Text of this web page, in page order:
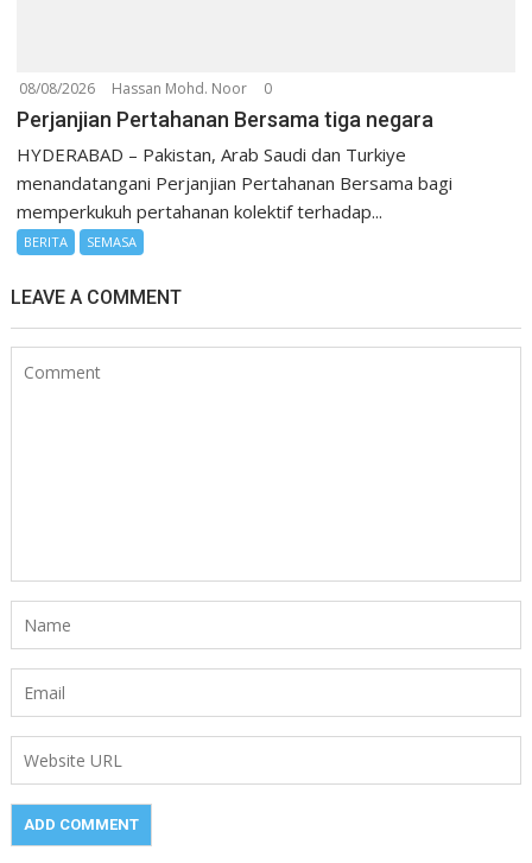
08/08/2026 Hassan Mohd. Noor 0
Perjanjian Pertahanan Bersama tiga negara
HYDERABAD – Pakistan, Arab Saudi dan Turkiye
menandatangani Perjanjian Pertahanan Bersama bagi
memperkukuh pertahanan kolektif terhadap...
BERITA SEMASA
LEAVE A COMMENT